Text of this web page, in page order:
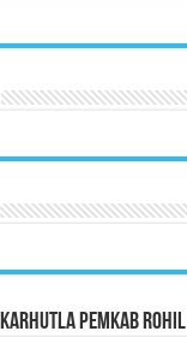
Pemkab Rohil